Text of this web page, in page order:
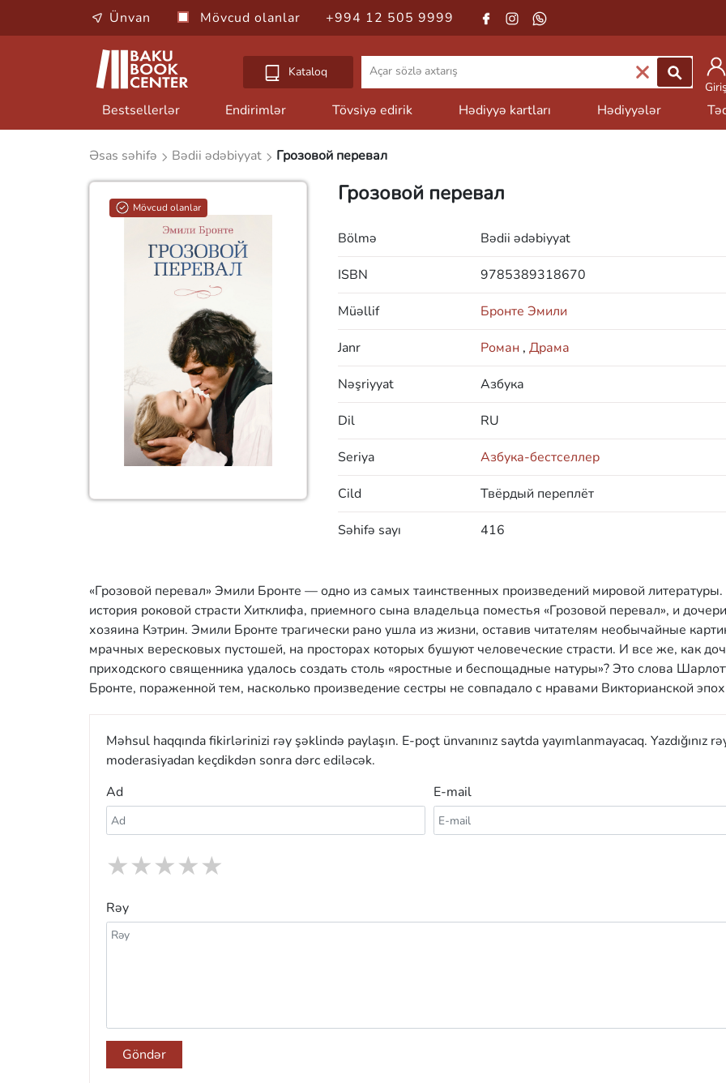
Ünvan Mövcud olanlar +994 12 505 9999
Kataloq
Bestsellerlər Endirimlər Tövsiyə edirik Hədiyyə kartları Hədiyyələr
Əsas səhifə Bədii ədəbiyyat Грозовой перевал
Mövcud olanlar
Грозовой перевал
Bölmə Bədii ədəbiyyat
ISBN 9785389318670
Müəllif Бронте Эмили
Janr Роман , Драма
Nəşriyyat Азбука
Dil RU
Seriya Азбука-бестселлер
Cild Твёрдый переплёт
Səhifə sayı 416
«Грозовой перевал» Эмили Бронте — одно из самых таинственных произведений мировой литературы.
история роковой страсти Хитклифа, приемного сына владельца поместья «Грозовой перевал», и дочери
хозяина Кэтрин. Эмили Бронте трагически рано ушла из жизни, оставив читателям необычайные
мрачных вересковых пустошей, на просторах которых бушуют человеческие страсти. И все же, как
приходского священника удалось создать столь «яростные и беспощадные натуры»? Это слова
Бронте, пораженной тем, насколько произведение сестры не совпадало с нравами Викторианской
Məhsul haqqında fikirlərinizi rəy şəklində paylaşın. E-poçt ünvanınız saytda yayımlanmayacaq. Yazdığınız
moderasiyadan keçdikdən sonra dərc ediləcək.
Ad
E-mail
★
★
★
★
★
Rəy
Göndər